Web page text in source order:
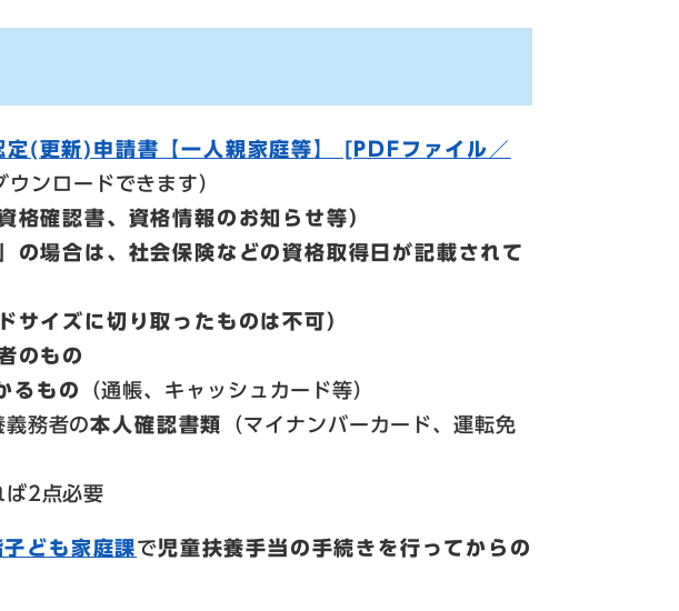
定(更新)申請書【一人親家庭等】 [PDFファイル／
ウンロードできます）
格確認書、資格情報のお知らせ等）
の場合は、社会保険などの資格取得日が記載されて
サイズに切り取ったものは不可）
のもの
るもの
（通帳、キャッシュカード等）
義務者の本人確認書類
（マイナンバーカード、運転免
2点必要
ども家庭課で児童扶養手当の手続きを行ってからの